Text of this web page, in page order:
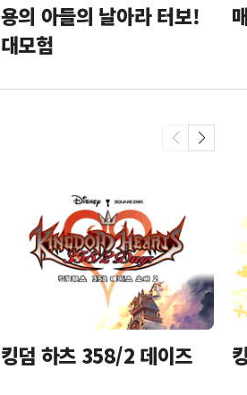
용의 아들의 날아라 터보!
대모험
킹덤 하츠 358/2 데이즈